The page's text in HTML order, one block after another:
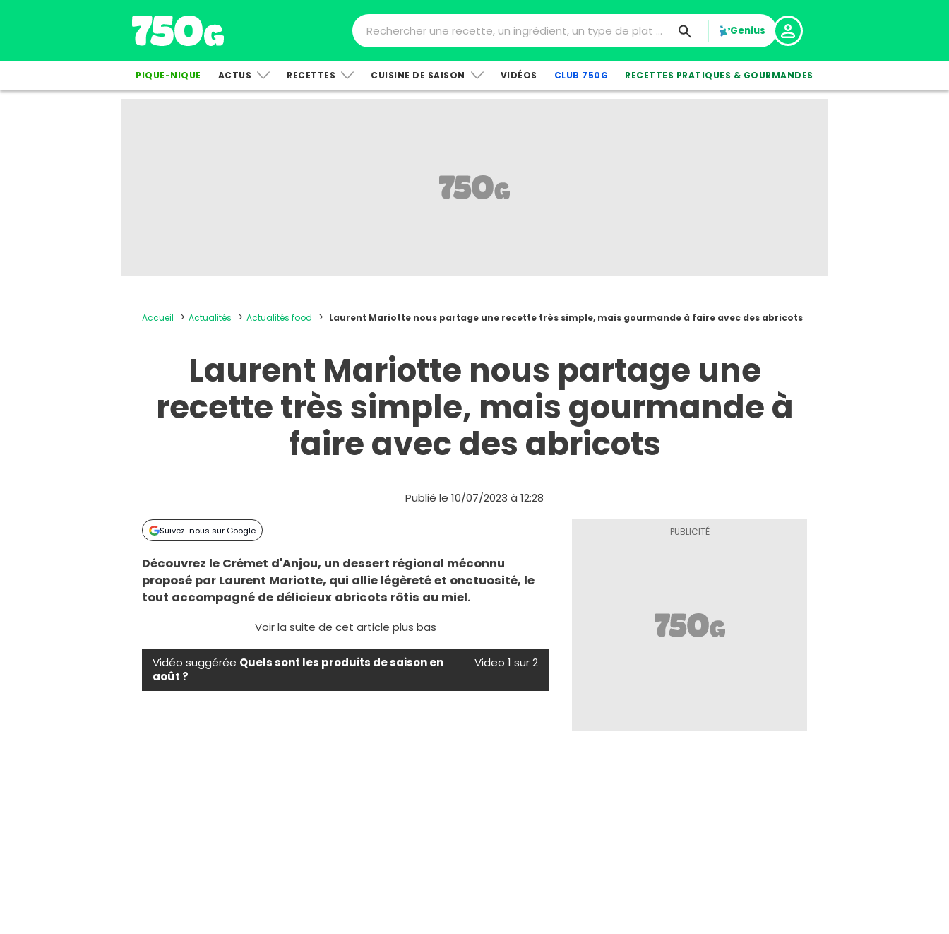
Genius
PIQUE-NIQUE ACTUS RECETTES CUISINE DE SAISON VIDÉOS CLUB 750G RECETTES PRATIQUES & GOURMANDES
Accueil Actualités Actualités food Laurent Mariotte nous partage une recette très simple, mais gourmande à faire avec des abricots
Laurent Mariotte nous partage une
recette très simple, mais gourmande à
faire avec des abricots
Publié le 10/07/2023 à 12:28
Suivez-nous sur Google
Découvrez le Crémet d'Anjou, un dessert régional méconnu
proposé par Laurent Mariotte, qui allie légèreté et onctuosité, le
tout accompagné de délicieux abricots rôtis au miel.
Voir la suite de cet article plus bas
Vidéo suggérée Quels sont les produits de saison en
août ?
Video 1 sur 2